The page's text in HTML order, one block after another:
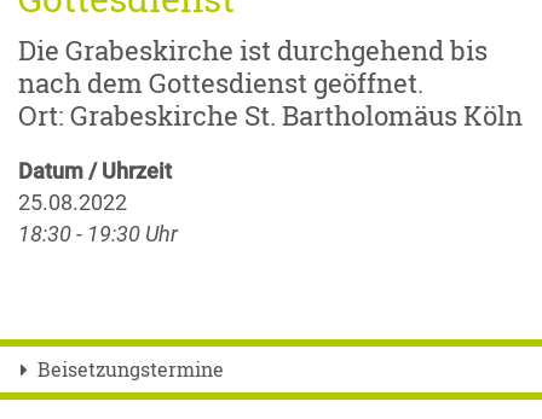
Die Grabeskirche ist durchgehend bis
nach dem Gottesdienst geöffnet.
Ort: Grabeskirche St. Bartholomäus Köln
Datum / Uhrzeit
25.08.2022
18:30 - 19:30 Uhr
Beisetzungstermine